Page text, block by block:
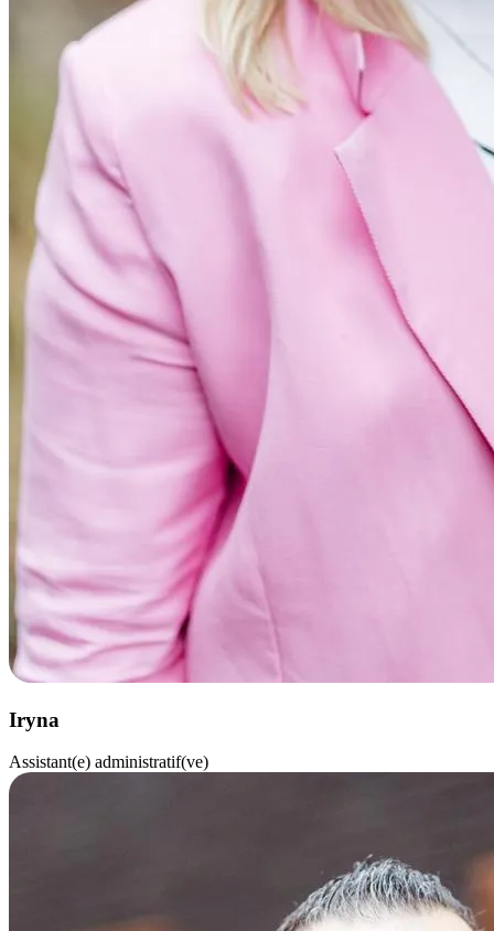
Iryna
Assistant(e) administratif(ve)